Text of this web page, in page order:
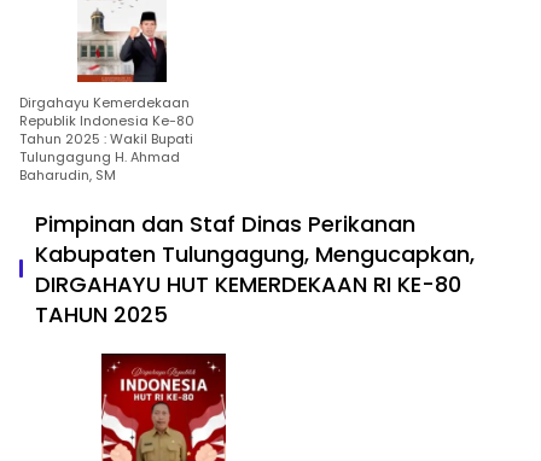
Dirgahayu Kemerdekaan
Republik Indonesia Ke-80
Tahun 2025 : Wakil Bupati
Tulungagung H. Ahmad
Baharudin, SM
Pimpinan dan Staf Dinas Perikanan
Kabupaten Tulungagung, Mengucapkan,
DIRGAHAYU HUT KEMERDEKAAN RI KE-80
TAHUN 2025